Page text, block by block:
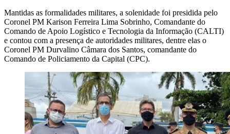
Mantidas as formalidades militares, a solenidade foi presidida pelo
Coronel PM Karison Ferreira Lima Sobrinho, Comandante do
Comando de Apoio Logístico e Tecnologia da Informação (CALTI)
e contou com a presença de autoridades militares, dentre elas o
Coronel PM Durvalino Câmara dos Santos, comandante do
Comando de Policiamento da Capital (CPC).